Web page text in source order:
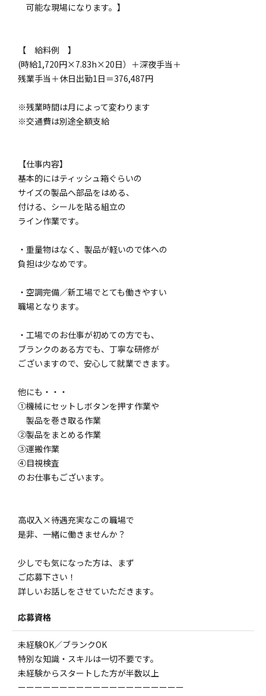
可能な現場になります。】
【 給料例 】
(時給1,720円×7.83h×20日）＋深夜手当＋
残業手当＋休日出勤1日＝376,487円
※残業時間は月によって変わります
※交通費は別途全額支給
【仕事内容】
基本的にはティッシュ箱ぐらいの
サイズの製品へ部品をはめる、
付ける、シールを貼る組立の
ライン作業です。
・重量物はなく、製品が軽いので体への
負担は少なめです。
・空調完備／新工場でとても働きやすい
職場となります。
・工場でのお仕事が初めての方でも、
ブランクのある方でも、丁寧な研修が
ございますので、安心して就業できます。
他にも・・・
①機械にセットしボタンを押す作業や
製品を巻き取る作業
②製品をまとめる作業
③運搬作業
④目視検査
のお仕事もございます。
高収入×待遇充実なこの職場で
是非、一緒に働きませんか？
少しでも気になった方は、まず
ご応募下さい！
詳しいお話しをさせていただきます。
応募資格
未経験OK／ブランクOK
特別な知識・スキルは一切不要です。
未経験からスタートした方が半数以上
ーーーーーーーーーーーーーーーーーーーー